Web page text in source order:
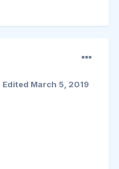
Edited March 5, 2019